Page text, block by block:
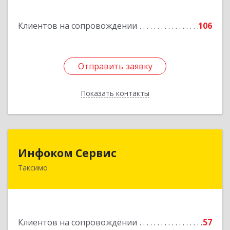
Клиентов на сопровождении 106
Отправить заявку
Показать контакты
Отправить заявку
Назад
Инфоком Сервис
Таксимо
Клиентов на сопровождении 57
671560, Республика Бурятия, Муйский р-н, пгт.